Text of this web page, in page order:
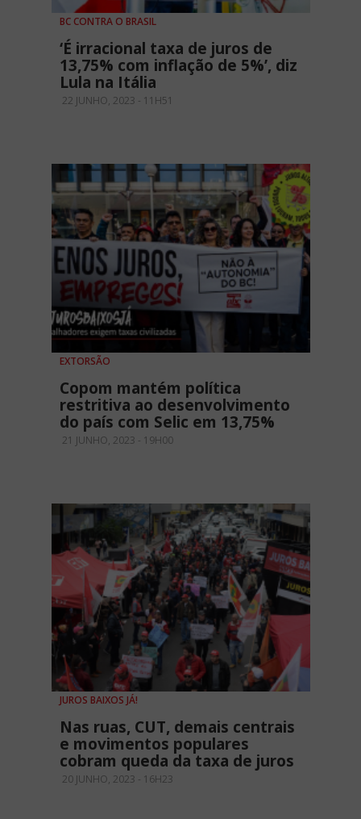
BC CONTRA O BRASIL
‘É irracional taxa de juros de
13,75% com inflação de 5%’, diz
Lula na Itália
22 JUNHO, 2023 - 11H51
EXTORSÃO
Copom mantém política
restritiva ao desenvolvimento
do país com Selic em 13,75%
21 JUNHO, 2023 - 19H00
JUROS BAIXOS JÁ!
Nas ruas, CUT, demais centrais
e movimentos populares
cobram queda da taxa de juros
20 JUNHO, 2023 - 16H23